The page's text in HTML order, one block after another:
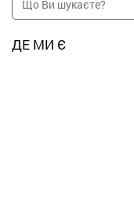
ДЕ МИ Є